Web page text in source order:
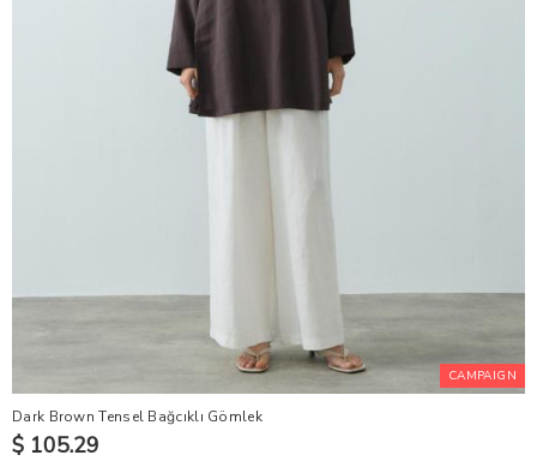
CAMPAIGN
Dark Brown Tensel Bağcıklı Gömlek
$ 105.29